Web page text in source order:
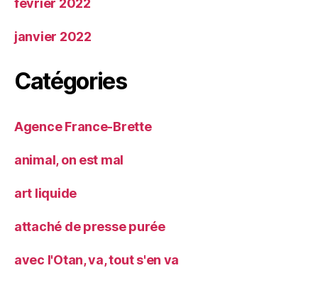
février 2022
janvier 2022
Catégories
Agence France-Brette
animal, on est mal
art liquide
attaché de presse purée
avec l'Otan, va, tout s'en va